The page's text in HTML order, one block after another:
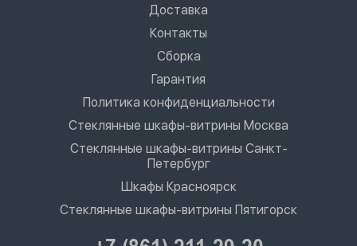
Доставка
Контакты
Сборка
Гарантия
Политика конфиденциальности
Стеклянные шкафы-витрины Москва
Стеклянные шкафы-витрины Санкт-
Петербург
Шкафы Красноярск
Стеклянные шкафы-витрины Пятигорск